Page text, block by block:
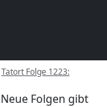
Tatort Folge 1223:
Neue Folgen gibt